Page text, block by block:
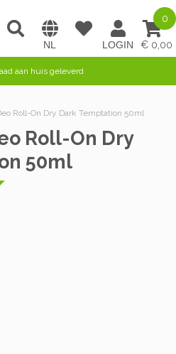
0,00
0
aan huis geleverd
Roll-On Dry Dark Temptation 50ml
Roll-On Dry
50ml